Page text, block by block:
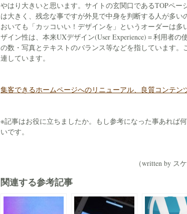
やはり大きいと思います。サイトの玄関口であるTOPペー
は大きく、残念な事ですが外見で中身を判断する人が多い
おいても「カッコいい！デザインを」というオーダーは多
ザイン性は、本来UXデザイン(User Experience)＝利用者の
の数・写真とテキストのバランス等などを指しています
連しています。
集客できるホームページへのリニューアル、良質コンテン
※記事はお役に立ちましたか。もし参考になった事あれば
いです。
（written by ス
関連する参考記事